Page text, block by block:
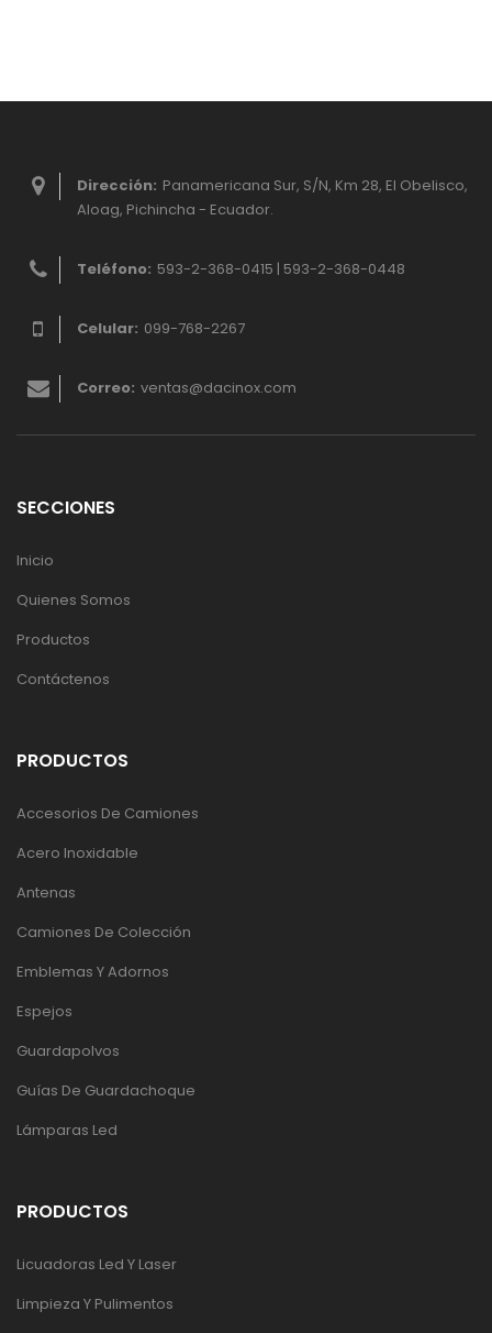
Dirección: Panamericana Sur, S/N, Km 28, El Obelisco,
Aloag, Pichincha - Ecuador.
Teléfono: 593-2-368-0415 | 593-2-368-0448
Celular: 099-768-2267
Correo: ventas@dacinox.com
SECCIONES
Inicio
Quienes Somos
Productos
Contáctenos
PRODUCTOS
Accesorios De Camiones
Acero Inoxidable
Antenas
Camiones De Colección
Emblemas Y Adornos
Espejos
Guardapolvos
Guías De Guardachoque
Lámparas Led
PRODUCTOS
Licuadoras Led Y Laser
Limpieza Y Pulimentos